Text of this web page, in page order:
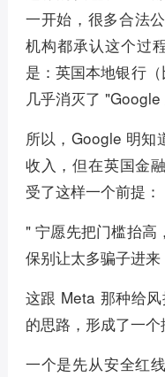
一开始，很多合法
机构都承认这个过
是：英国本地银行
几乎消灭了 "Google
所以，Google 明知
收入，但在英国金
受了这样一个前提：
" 宁愿先把门槛抬高
保别让太多骗子进
这跟 Meta 那种给
的思路，形成了一个
一个是先从安全红